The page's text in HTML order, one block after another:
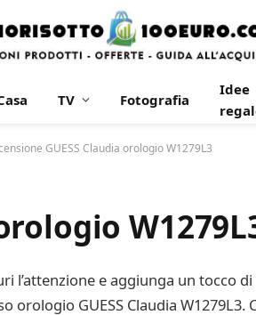
TV Fotografia
Idee
GUESS Claudia orologio W1279L3
l’attenzione e aggiunga un tocco
GUESS Claudia W1279L3.